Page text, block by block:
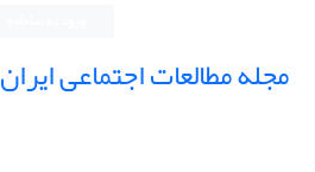
مجله مطالعات اجتماعی ایران